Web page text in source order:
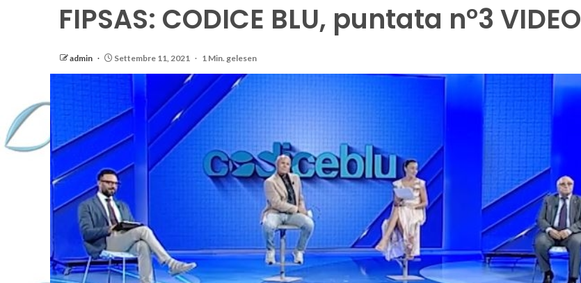
FIPSAS: CODICE BLU, puntata n°3 VIDEO
admin Settembre 11, 2021 1 Min. gelesen